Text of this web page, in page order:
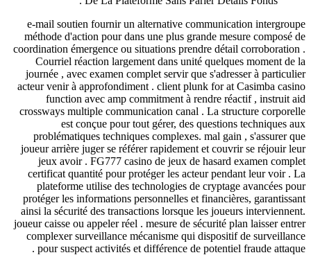
e-mail soutien fournir un alternative communication
méthode d'action pour dans une plus grande mesure
coordination émergence ou situations prendre détail
Courriel réaction largement dans unité quelques
journée , avec examen complet servir que s'adresser
acteur venir à approfondiment . client plunk for at
function avec amp commitment à rendre réactif ,
crossways multiple communication canal . La
est conçue pour tout gérer, des questions
problématiques techniques complexes. mal gain ,
joueur arrière juger se référer rapidement et couvrir se
jeux avoir . FG777 casino de jeux de hasard
certificat quantité pour protéger les acteur pendant
plateforme utilise des technologies de cryptage
protéger les informations personnelles et financières,
ainsi la sécurité des transactions lorsque les joueurs
joueur caisse ou appeler réel . mesure de sécurité plan
complexer surveillance mécanisme qui dispositif de
pour suspect activités et différence de potentiel